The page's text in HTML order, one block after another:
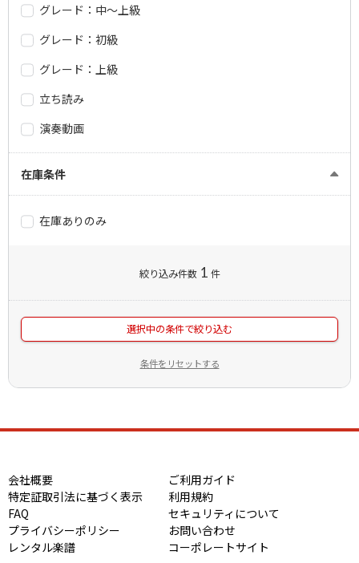
グレード：中～上級
グレード：初級
グレード：上級
立ち読み
演奏動画
在庫条件
在庫ありのみ
絞り込み件数 1 件
選択中の条件で絞り込む
条件をリセットする
会社概要
ご利用ガイド
特定証取引法に基づく表示
利用規約
FAQ
セキュリティについて
プライバシーポリシー
お問い合わせ
レンタル楽譜
コーポレートサイト